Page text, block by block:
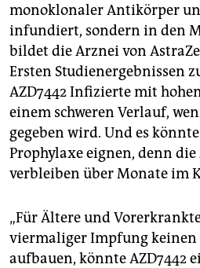
monoklonaler Antikörper
infundiert, sondern in den
bildet die Arznei von
Ersten Studienergebnissen
AZD7442 Infizierte mit
einem schweren Verlauf,
gegeben wird. Und es
Prophylaxe eignen, denn
verbleiben über Monate im
„Für Ältere und
viermaliger Impfung keinen
aufbauen, könnte AZD7442